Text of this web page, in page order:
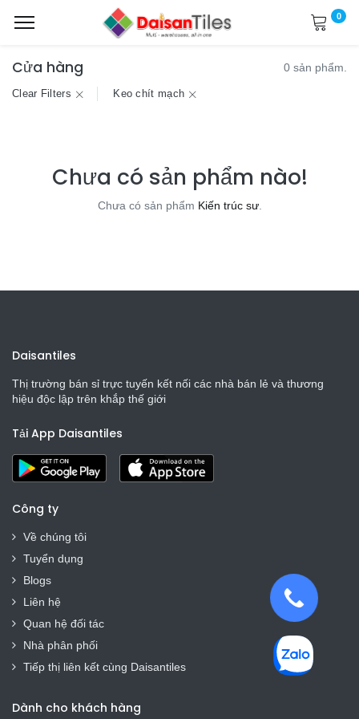
0
Cửa hàng 0 sản phẩm.
Clear Filters Keo chít mạch
Chưa có sản phẩm nào!
Chưa có sản phẩm Kiến trúc sư.
Daisantiles
Thị trường bán sỉ trực tuyến kết nối các nhà bán lẻ và thương
hiệu độc lập trên khắp thế giới
Tải App Daisantiles
Công ty
Về chúng tôi
Tuyển dụng
Blogs
Liên hệ
Quan hệ đối tác
Nhà phân phối
Tiếp thị liên kết cùng Daisantiles
Dành cho khách hàng